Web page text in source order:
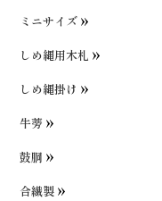
ミニサイズ
しめ縄用木札
しめ縄掛け
牛蒡
鼓胴
合繊製